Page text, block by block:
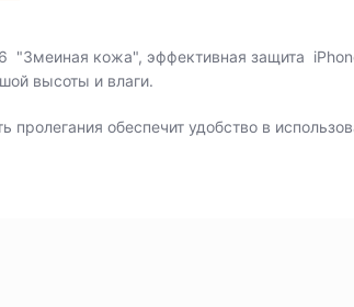
"Змеиная кожа", эффективная защита
высоты и влаги.
пролегания обеспечит удобство в